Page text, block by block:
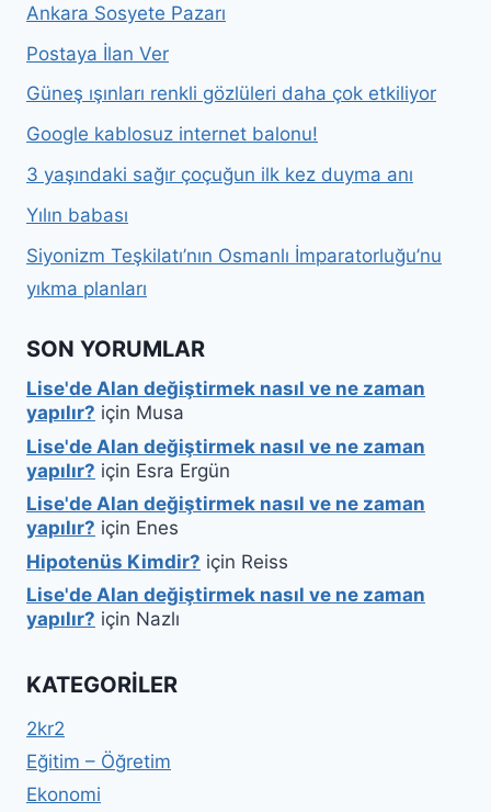
Ankara Sosyete Pazarı
Postaya İlan Ver
Güneş ışınları renkli gözlüleri daha çok etkiliyor
Google kablosuz internet balonu!
3 yaşındaki sağır çoçuğun ilk kez duyma anı
Yılın babası
Siyonizm Teşkilatı’nın Osmanlı İmparatorluğu’nu
yıkma planları
SON YORUMLAR
Lise'de Alan değiştirmek nasıl ve ne zaman
yapılır? için Musa
Lise'de Alan değiştirmek nasıl ve ne zaman
yapılır? için Esra Ergün
Lise'de Alan değiştirmek nasıl ve ne zaman
yapılır? için Enes
Hipotenüs Kimdir? için Reiss
Lise'de Alan değiştirmek nasıl ve ne zaman
yapılır? için Nazlı
KATEGORILER
2kr2
Eğitim – Öğretim
Ekonomi